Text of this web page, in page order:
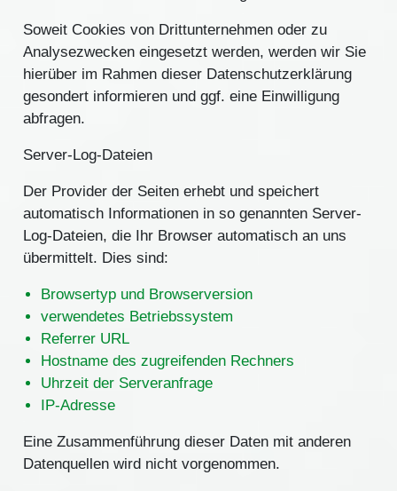
Soweit Cookies von Drittunternehmen oder zu
Analysezwecken eingesetzt werden, werden wir Sie
hierüber im Rahmen dieser Datenschutzerklärung
gesondert informieren und ggf. eine Einwilligung
abfragen.
Server-Log-Dateien
Der Provider der Seiten erhebt und speichert
automatisch Informationen in so genannten Server-
Log-Dateien, die Ihr Browser automatisch an uns
übermittelt. Dies sind:
Browsertyp und Browserversion
verwendetes Betriebssystem
Referrer URL
Hostname des zugreifenden Rechners
Uhrzeit der Serveranfrage
IP-Adresse
Eine Zusammenführung dieser Daten mit anderen
Datenquellen wird nicht vorgenommen.